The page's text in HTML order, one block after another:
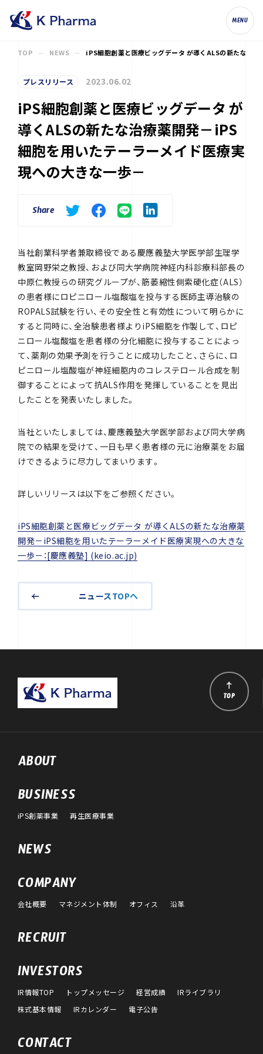
株式会社ケイファーマ（K Pharma, Inc.
MENU
TOP NEWS iPS細胞創薬と医療ビッグデータ が導くALSの新たな治
プレスリリース 2023.06.02
iPS細胞創薬と医療ビッグデータ が
導くALSの新たな治療薬開発－iPS
細胞を用いたテーラーメイド医療実
現への大きな一歩－
Share
当社創業科学者兼取締役である慶應義塾大学医学部生理学
教室岡野栄之教授、および同大学病院神経内科診療科部長の
中原仁教授らの研究グループが、筋萎縮性側索硬化症（ALS）
の患者様にロピニロール塩酸塩を投与する医師主導治験の
ROPALS試験を行い、その安全性と有効性について明らかに
すると同時に、全治験患者様よりiPS細胞を作製して、ロピ
ニロール塩酸塩を患者様の分化細胞に投与することによっ
て、薬剤の効果予測を行うことに成功したこと、さらに、ロ
ピニロール塩酸塩が神経細胞内のコレステロール合成を制
御することによって抗ALS作用を発揮していることを見出
したことを発表いたしました。
当社といたしましては、慶應義塾大学医学部および同大学病
院での結果を受けて、一日も早く患者様の元に治療薬をお届
けできるように尽力してまいります。
詳しいリリースは以下をご参照ください。
iPS細胞創薬と医療ビッグデータ が導くALSの新たな治療薬
開発－iPS細胞を用いたテーラーメイド医療実現への大きな
一歩－：[慶應義塾] (keio.ac.jp)
ニュースTOPへ
ABOUT
BUSINESS
iPS創薬事業 再生医療事業
NEWS
COMPANY
会社概要 マネジメント体制 オフィス 沿革
RECRUIT
INVESTORS
IR情報TOP トップメッセージ 経営成績
IRライブラリ
株式基本情報
IRカレンダー 電子公告
CONTACT
TOP